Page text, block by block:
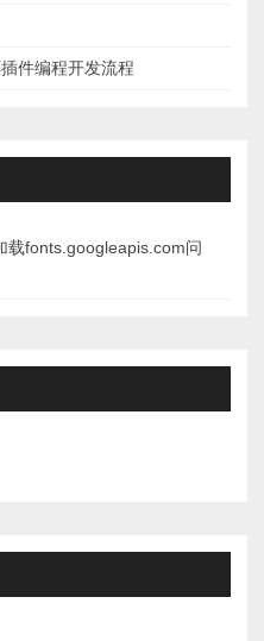
件编程开发流程
载fonts.googleapis.com问